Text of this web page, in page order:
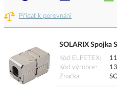
Přidat k porovnání
SOLARIX Spojka
Kód ELFETEX
Kód výrobce
Značka